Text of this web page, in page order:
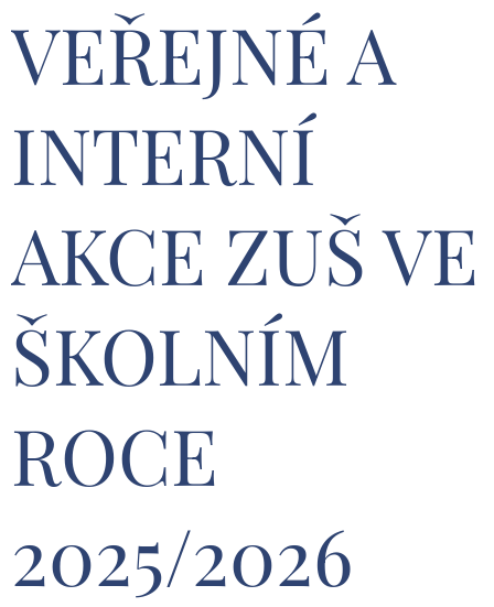
VEŘEJNÉ A
INTERNÍ
AKCE ZUŠ VE
ŠKOLNÍM
ROCE
2025/2026